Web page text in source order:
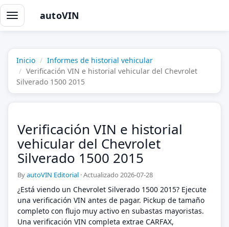
Alternar
navegación
autoVIN
Inicio
Informes de historial vehicular
Verificación VIN e historial vehicular del Chevrolet
Silverado 1500 2015
Verificación VIN e historial
vehicular del Chevrolet
Silverado 1500 2015
ByautoVIN Editorial ·Actualizado 2026-07-28
¿Está viendo un Chevrolet Silverado 1500 2015? Ejecute
una verificación VIN antes de pagar. Pickup de tamaño
completo con flujo muy activo en subastas mayoristas.
Una verificación VIN completa extrae CARFAX,